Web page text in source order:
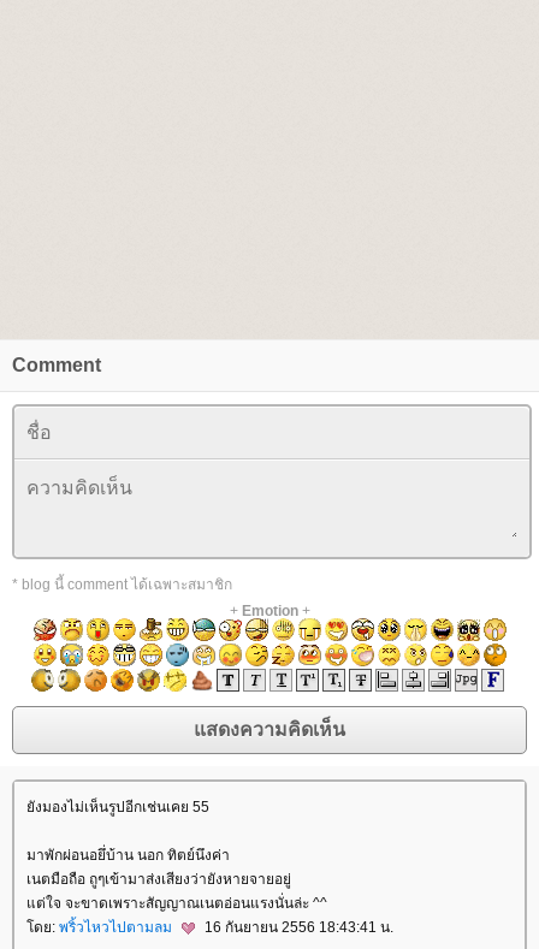
Comment
* blog นี้ comment ได้เฉพาะสมาชิก
+ Emotion+
ังมองไม่เห็นรูปอีกเช่นเคย 55
มาพักผ่อนอยึ่บ้าน นอก ทิตย์นึงค่า
เนตมือถือ ถูๆเข้ามาส่งเสียงว่ายังหายจายอยู่
ต่ใจ จะขาดเพราะสัญญาณเนตอ่อนแรงนั่นล่ะ ^^
ดย: พริ้วไหวไปตามลม 16 กันยายน 2556 18:43:41 น.